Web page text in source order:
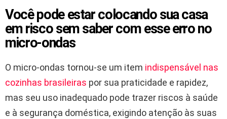
Você pode estar colocando sua casa
em risco sem saber com esse erro no
micro-ondas
O micro-ondas tornou-se um item indispensável nas
cozinhas brasileiras por sua praticidade e rapidez,
mas seu uso inadequado pode trazer riscos à saúde
e à segurança doméstica, exigindo atenção às suas